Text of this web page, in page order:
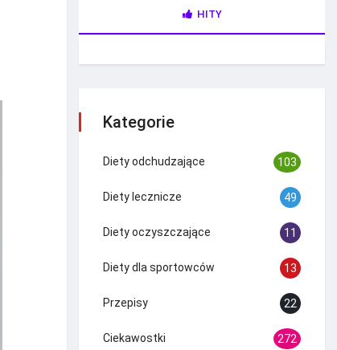
HITY
Kategorie
Diety odchudzające 103
Diety lecznicze 49
Diety oczyszczające 11
Diety dla sportowców 13
Przepisy 22
Ciekawostki 272